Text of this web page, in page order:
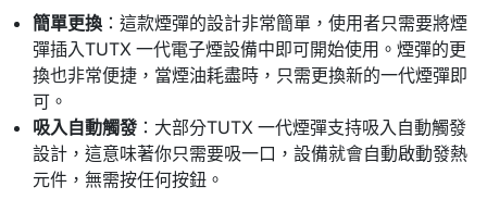
簡單更換 ：這款煙彈的設計非常簡單，使用者只需要將煙
彈插入TUTX 一代電子煙設備中即可開始使用。煙彈的更
換也非常便捷，當煙油耗盡時，只需更換新的一代煙彈即
可。
吸入自動觸發 ：大部分TUTX 一代煙彈支持吸入自動觸發
設計，這意味著你只需要吸一口，設備就會自動啟動發熱
元件，無需按任何按鈕。